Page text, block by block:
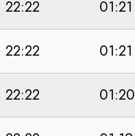
22:22 01:21
22:22 01:21
22:22 01:20